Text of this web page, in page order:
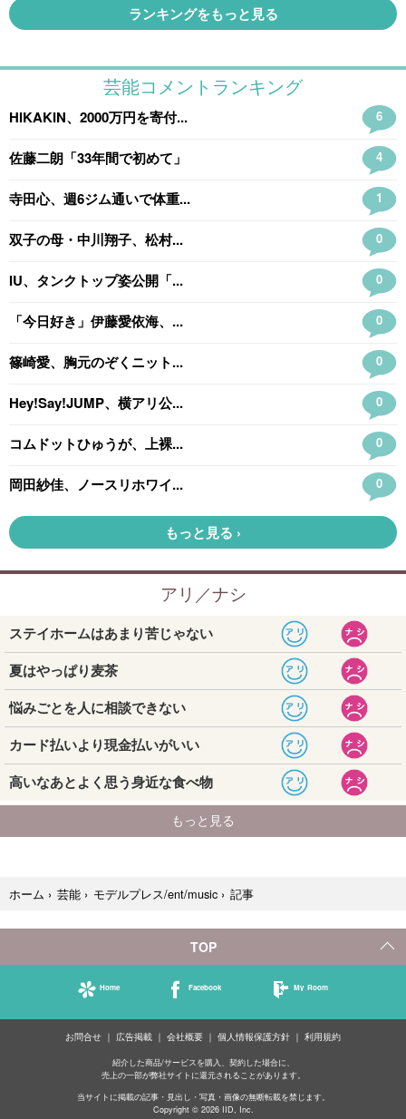
ランキングをもっと見る
ホーム › 芸能 › モデルプレス/ent/music › 記事
TOP
Home Facebook My Room
お問合せ 広告掲載 会社概要 個人情報保護方針 利用規約
紹介した商品/サービスを購入、契約した場合に、
売上の一部が弊社サイトに還元されることがあります。
当サイトに掲載の記事・見出し・写真・画像の無断転載を禁じます。
Copyright © 2026 IID, Inc.